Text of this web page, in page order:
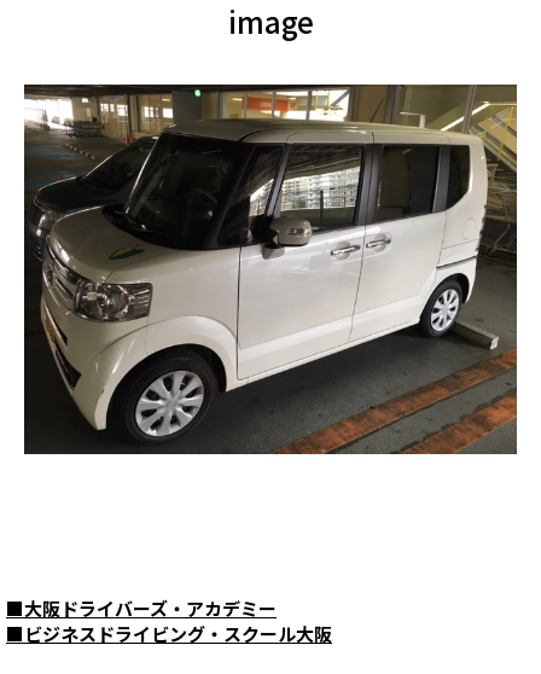
image
■大阪ドライバーズ・アカデミー
■ビジネスドライビング・スクール大阪